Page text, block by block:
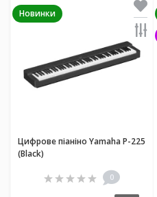
Новинки
Цифрове піаніно Yamaha P-225
(Black)
0